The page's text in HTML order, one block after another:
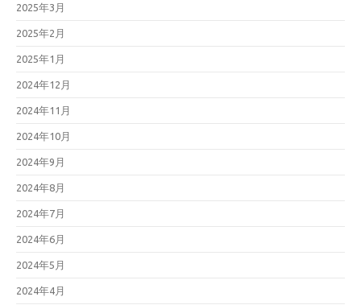
2025年3月
2025年2月
2025年1月
2024年12月
2024年11月
2024年10月
2024年9月
2024年8月
2024年7月
2024年6月
2024年5月
2024年4月